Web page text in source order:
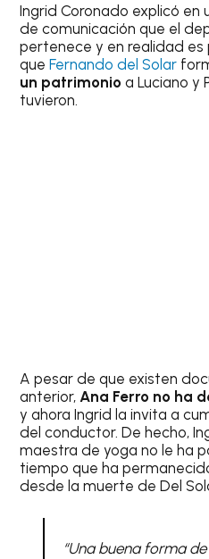
Ingrid Coronado explicó en
de comunicación que el
pertenece y en realidad
queFernando del Solar
un patrimonio a Luciano y
tuvieron.
A pesar de que existen
anterior,Ana Ferro no ha
y ahora Ingrid la invita a
del conductor. De hecho,
maestra de yoga no le ha
tiempo que ha
desde la muerte de Del
“Una buena forma